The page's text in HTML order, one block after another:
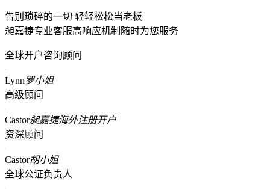
告别琐碎的一切 轻轻松松当老板
昶嘉捷专业客服高响应机制随时为您服务
全球开户咨询顾问
Lynn罗小姐
高级顾问
Castor昶嘉捷海外注册开户
资深顾问
Castor胡小姐
全球公证负责人